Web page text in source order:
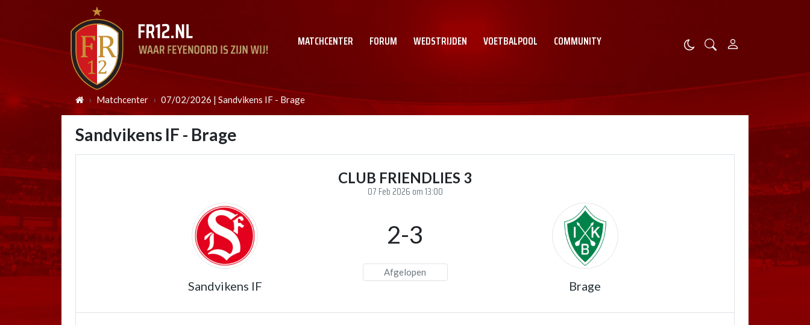
MATCHCENTER FORUM WEDSTRIJDEN VOETBALPOOL COMMUNITY
Matchcenter 07/02/2026 | Sandvikens IF - Brage
Sandvikens IF - Brage
CLUB FRIENDLIES 3
07 Feb 2026 om 13:00
Sandvikens IF
2-3
Afgelopen
Brage